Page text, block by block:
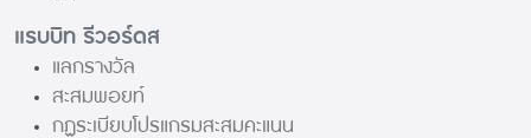
แรบบิท รีวอร์ดส
แลกรางวัล
สะสมพอยท์
กฏระเบียบโปรแกรมสะสมคะแนน